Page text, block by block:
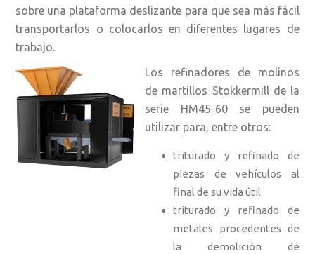
sobre una plataforma deslizante para que sea más fácil
transportarlos o colocarlos en diferentes lugares de
trabajo.
Los refinadores de molinos
de martillos Stokkermill de la
serie HM45-60 se pueden
utilizar para, entre otros:
triturado y refinado de
piezas de vehículos al
final de su vida útil
triturado y refinado de
metales procedentes de
la demolición de